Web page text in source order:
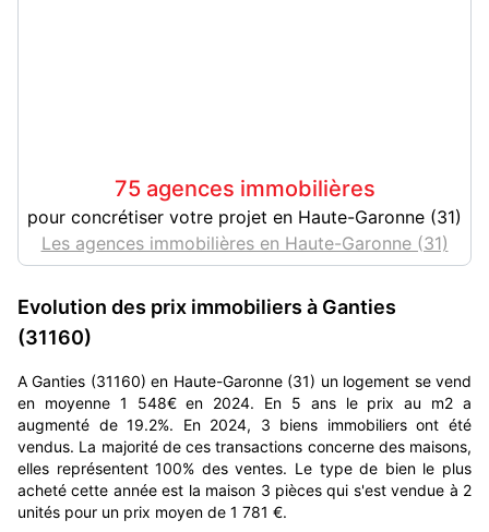
75 agences immobilières
pour concrétiser votre projet en Haute-Garonne (31)
Les agences immobilières en Haute-Garonne (31)
Evolution des prix immobiliers à Ganties
(31160)
A Ganties (31160) en Haute-Garonne (31) un logement se vend
en moyenne 1 548€ en 2024. En 5 ans le prix au m2 a
augmenté de 19.2%. En 2024, 3 biens immobiliers ont été
vendus. La majorité de ces transactions concerne des maisons,
elles représentent 100% des ventes. Le type de bien le plus
acheté cette année est la maison 3 pièces qui s'est vendue à 2
unités pour un prix moyen de 1 781 €.